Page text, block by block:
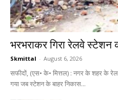
भरभराकर गिरा रेलवे स्टेशन
Skmittal - August 6, 2026
सफीदों, (एस• के• मित्तल) : नगर के शहर के
गया जब स्टेशन के बाहर निकास...